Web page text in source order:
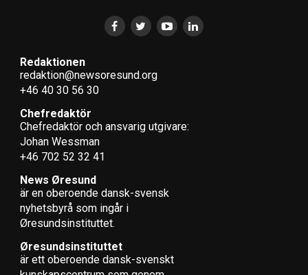
Redaktionen
redaktion@newsoresund.org
+46 40 30 56 30
Chefredaktör
Chefredaktör och ansvarig utgivare:
Johan Wessman
+46 702 52 32 41
News Øresund
är en oberoende dansk-svensk
nyhets­byrå som ingår i
Øresundsinstituttet.
Øresundsinstituttet
är ett oberoende dansk-svenskt